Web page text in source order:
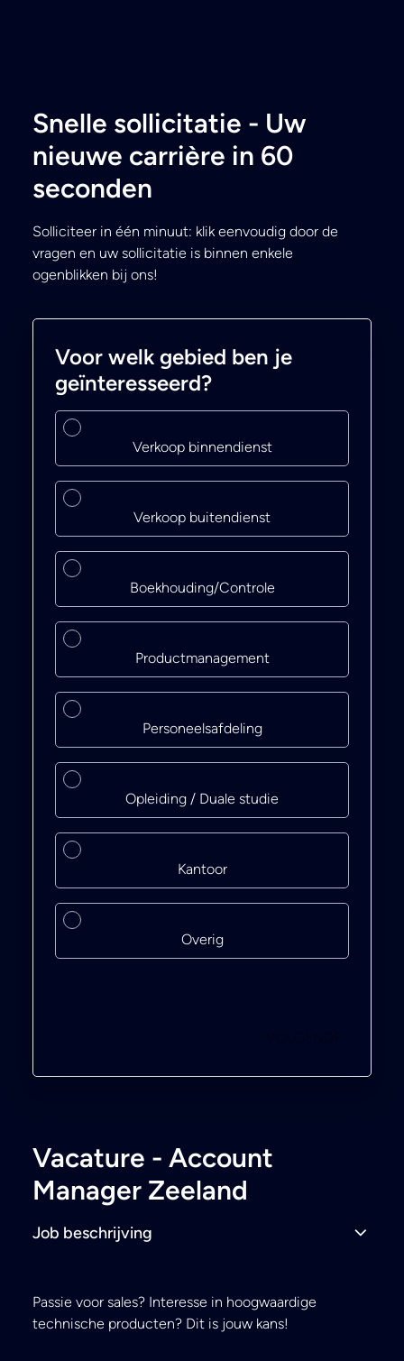
Snelle sollicitatie - Uw
nieuwe carrière in 60
seconden
Solliciteer in één minuut: klik eenvoudig door de
vragen en uw sollicitatie is binnen enkele
ogenblikken bij ons!
Voor welk gebied ben je
geïnteresseerd?
Verkoop binnendienst
Verkoop buitendienst
Boekhouding/Controle
Productmanagement
Personeelsafdeling
Opleiding / Duale studie
Kantoor
Overig
Vacature - Account
Manager Zeeland
Job beschrijving
Passie voor sales? Interesse in hoogwaardige
technische producten? Dit is jouw kans!